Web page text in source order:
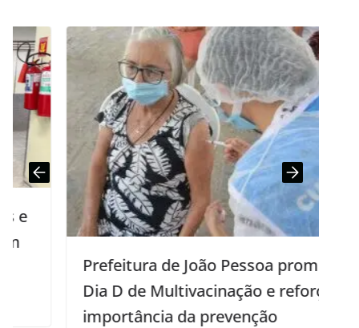
Prefeitura de João Pessoa promove
Dia D de Multivacinação e reforça a
importância da prevenção